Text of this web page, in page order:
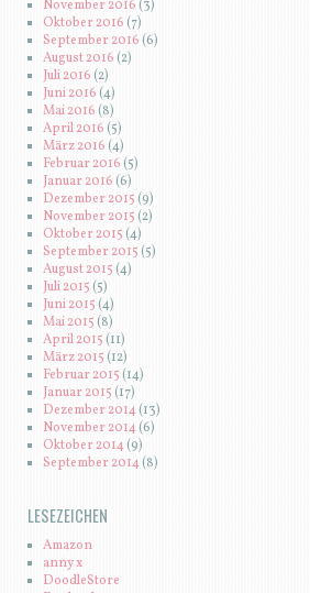
November 2016 (3)
Oktober 2016(7)
September 2016 (6)
August 2016(2)
Juli 2016(2)
Juni 2016 (4)
Mai 2016 (8)
April 2016(5)
März 2016 (4)
Februar 2016(5)
Januar 2016 (6)
Dezember 2015 (9)
November 2015 (2)
Oktober 2015 (4)
September 2015 (5)
August 2015 (4)
Juli 2015 (5)
Juni 2015 (4)
Mai 2015(8)
April 2015 (11)
März 2015 (12)
Februar 2015 (14)
Januar 2015 (17)
Dezember 2014(13)
November 2014(6)
Oktober 2014(9)
September 2014(8)
LESEZEICHEN
Amazon
anny x
DoodleStore